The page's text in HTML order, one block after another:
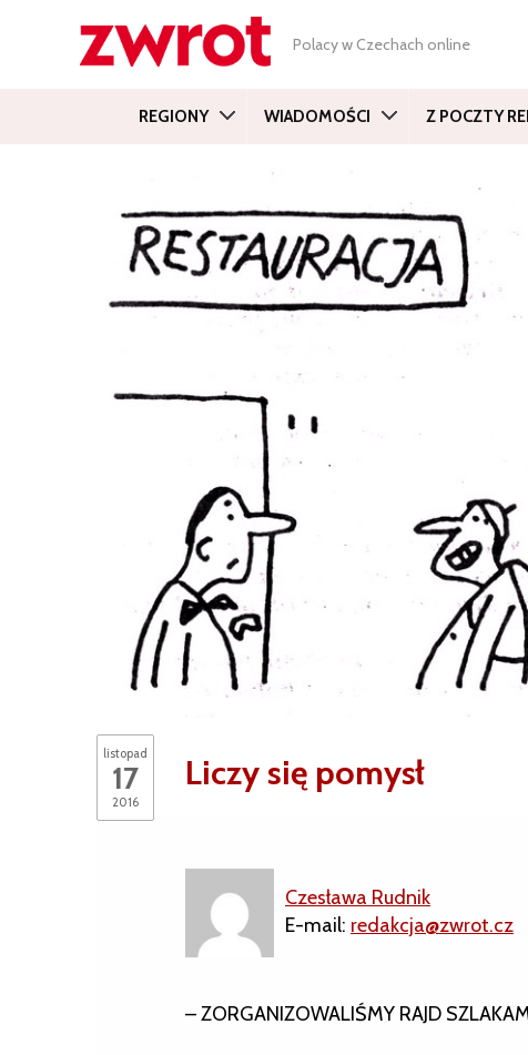
Polacy w Czechach online
REGIONY WIADOMOŚCI Z POCZTY
listopad
17
2016
Liczy się pomysł
Czesława Rudnik
E-mail: redakcja@zwrot.cz
– ZORGANIZOWALIŚMY RAJD